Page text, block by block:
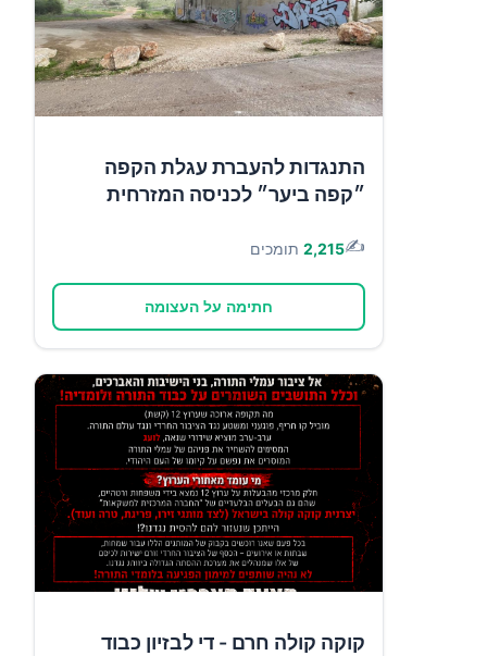
התנגדות להעברת עגלת הקפה
״קפה ביער״ לכניסה המזרחית
✍️
2,215 תומכים
חתימה על העצומה
קוקה קולה חרם - די לבזיון כבוד